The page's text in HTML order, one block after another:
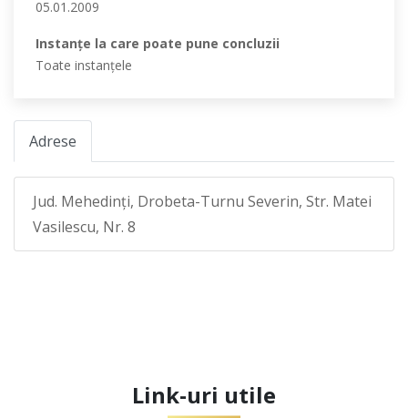
05.01.2009
Instanţe la care poate pune concluzii
Toate instanţele
Adrese
Jud. Mehedinţi, Drobeta-Turnu Severin, Str. Matei
Vasilescu, Nr. 8
Link-uri utile